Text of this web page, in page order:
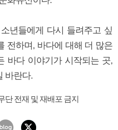
년들에게 다시 들려주고 싶
전하며, 바다에 대해 더 많은
바다 이야기가 시작되는 곳,
바란다.
단 전재 및 재배포 금지